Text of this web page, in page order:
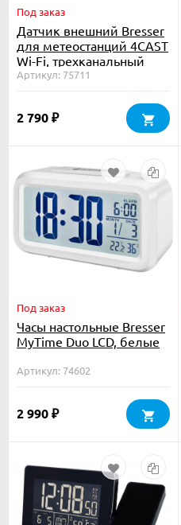
Под заказ
Датчик внешний Bresser
для метеостанций 4CAST
Wi-Fi, трехканальный
Артикул: 75711
2 790 ₽
Под заказ
Часы настольные Bresser
MyTime Duo LCD, белые
Артикул: 74602
2 990 ₽